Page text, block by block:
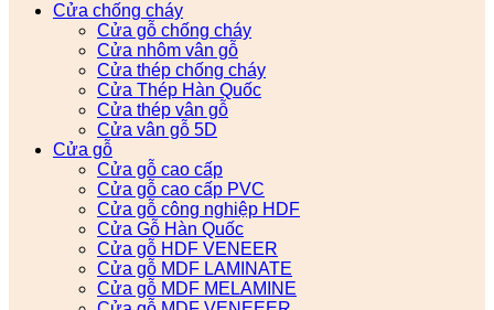
Cửa chống cháy
Cửa gỗ chống cháy
Cửa nhôm vân gỗ
Cửa thép chống cháy
Cửa Thép Hàn Quốc
Cửa thép vân gỗ
Cửa vân gỗ 5D
Cửa gỗ
Cửa gỗ cao cấp
Cửa gỗ cao cấp PVC
Cửa gỗ công nghiệp HDF
Cửa Gỗ Hàn Quốc
Cửa gỗ HDF VENEER
Cửa gỗ MDF LAMINATE
Cửa gỗ MDF MELAMINE